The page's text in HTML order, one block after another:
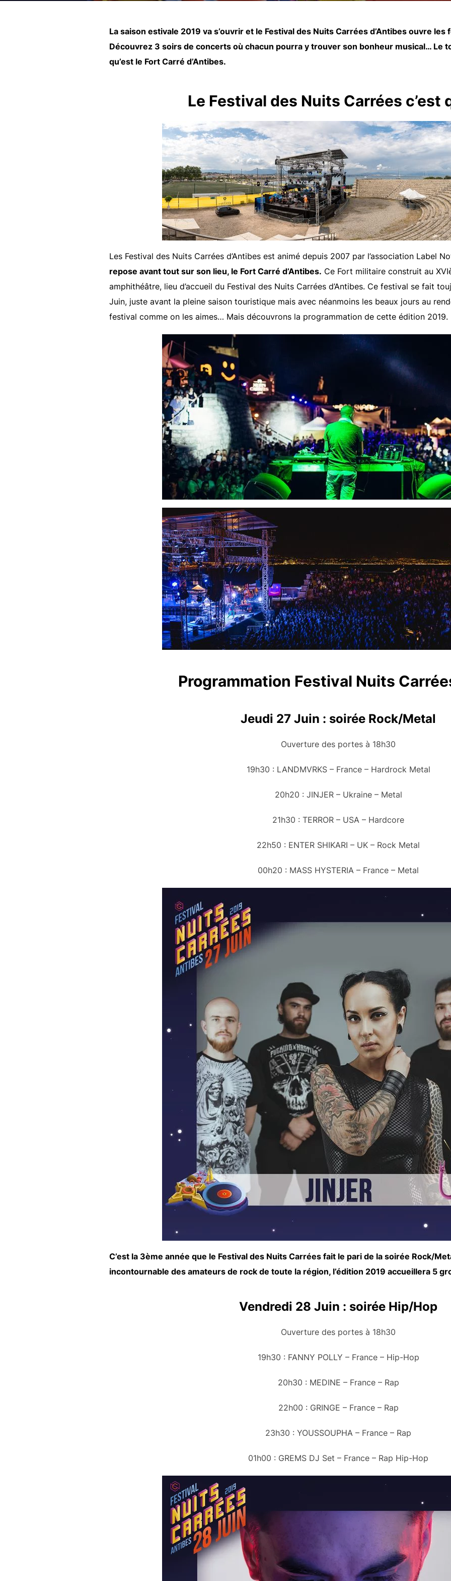
La saison estivale 2019 va s’ouvrir et le Festival des Nuits Carrées d’Antibes ouvre
Découvrez 3 soirs de concerts où chacun pourra y trouver son bonheur musical… Le
qu’est le Fort Carré d’Antibes.
Le Festival des Nuits Carrées c’est
Les Festival des Nuits Carrées d’Antibes est animé depuis 2007 par l’association Label
repose avant tout sur son lieu, le Fort Carré d’Antibes. Ce Fort militaire construit au
amphithéâtre, lieu d’accueil du Festival des Nuits Carrées d’Antibes. Ce festival se fait
Juin, juste avant la pleine saison touristique mais avec néanmoins les beaux jours au
festival comme on les aimes… Mais découvrons la programmation de cette édition 2019.
Programmation Festival Nuits
Jeudi 27 Juin : soirée Rock/Metal
Ouverture des portes à 18h30
19h30 : LANDMVRKS – France – Hardrock Metal
20h20 : JINJER – Ukraine – Metal
21h30 : TERROR – USA – Hardcore
22h50 : ENTER SHIKARI – UK – Rock Metal
00h20 : MASS HYSTERIA – France – Metal
C’est la 3ème année que le Festival des Nuits Carrées fait le pari de la soirée Rock/
incontournable des amateurs de rock de toute la région, l’édition 2019 accueillera 5
Vendredi 28 Juin : soirée Hip/Hop
Ouverture des portes à 18h30
19h30 : FANNY POLLY – France – Hip-Hop
20h30 : MEDINE – France – Rap
22h00 : GRINGE – France – Rap
23h30 : YOUSSOUPHA – France – Rap
01h00 : GREMS DJ Set – France – Rap Hip-Hop